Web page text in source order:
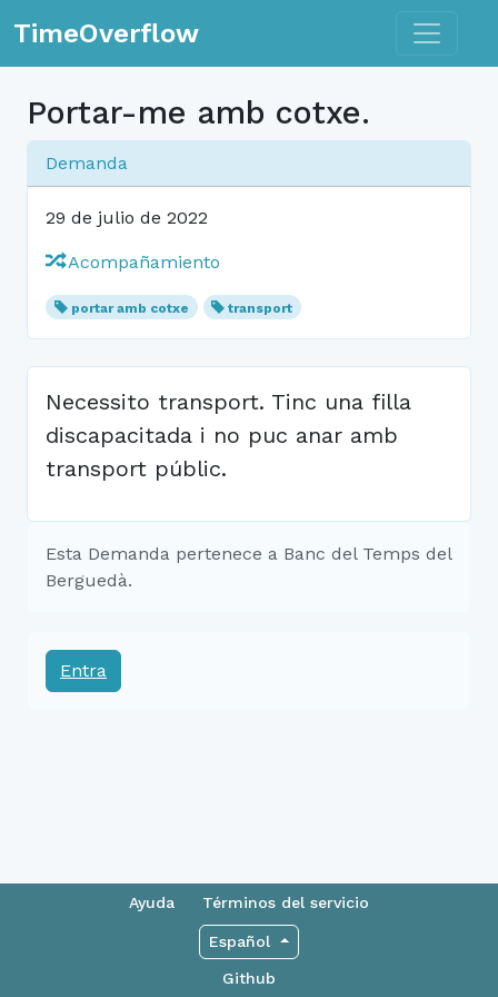
TimeOverflow Toggle
Portar-me amb cotxe.
Demanda
29 de julio de 2022
Acompañamiento
portar amb cotxe transport
Necessito transport. Tinc una filla
discapacitada i no puc anar amb
transport públic.
Esta Demanda pertenece a Banc del Temps del
Berguedà.
Entra
Ayuda Términos del servicio
Español
Github